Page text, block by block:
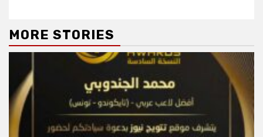
MORE STORIES